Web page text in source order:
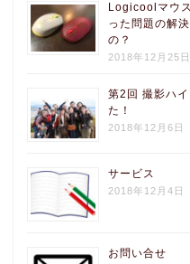
Logicoolマウ
った問題の解
の？
2018年12月25日
第2回 撮影ハ
た！
2018年12月6日
サービス
2018年12月4日
お問い合せ